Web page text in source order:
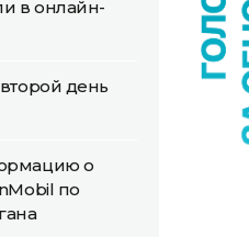
в онлайн-
день
о
по